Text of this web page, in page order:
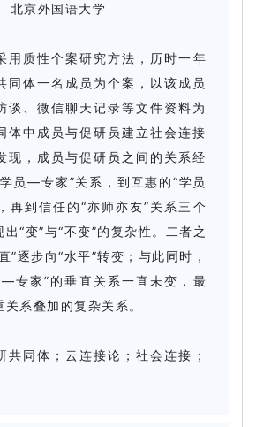
北京外国语大学
用质性个案研究方法，历时一年
同体一名成员为个案，以该成员
谈、微信聊天记录等文件资料为
体中成员与促研员建立社会连接
现，成员与促研员之间的关系经
员—专家”关系，到互惠的“学员
再到信任的“亦师亦友”关系三个
“变”与“不变”的复杂性。二者之
”逐步向“水平”转变；与此同时，
—专家”的垂直关系一直未变，最
系叠加的复杂关系。
共同体；云连接论；社会连接；